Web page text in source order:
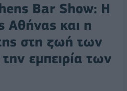
Bar Show: Η
Αθήνας και η
στη ζωή των
εμπειρία των